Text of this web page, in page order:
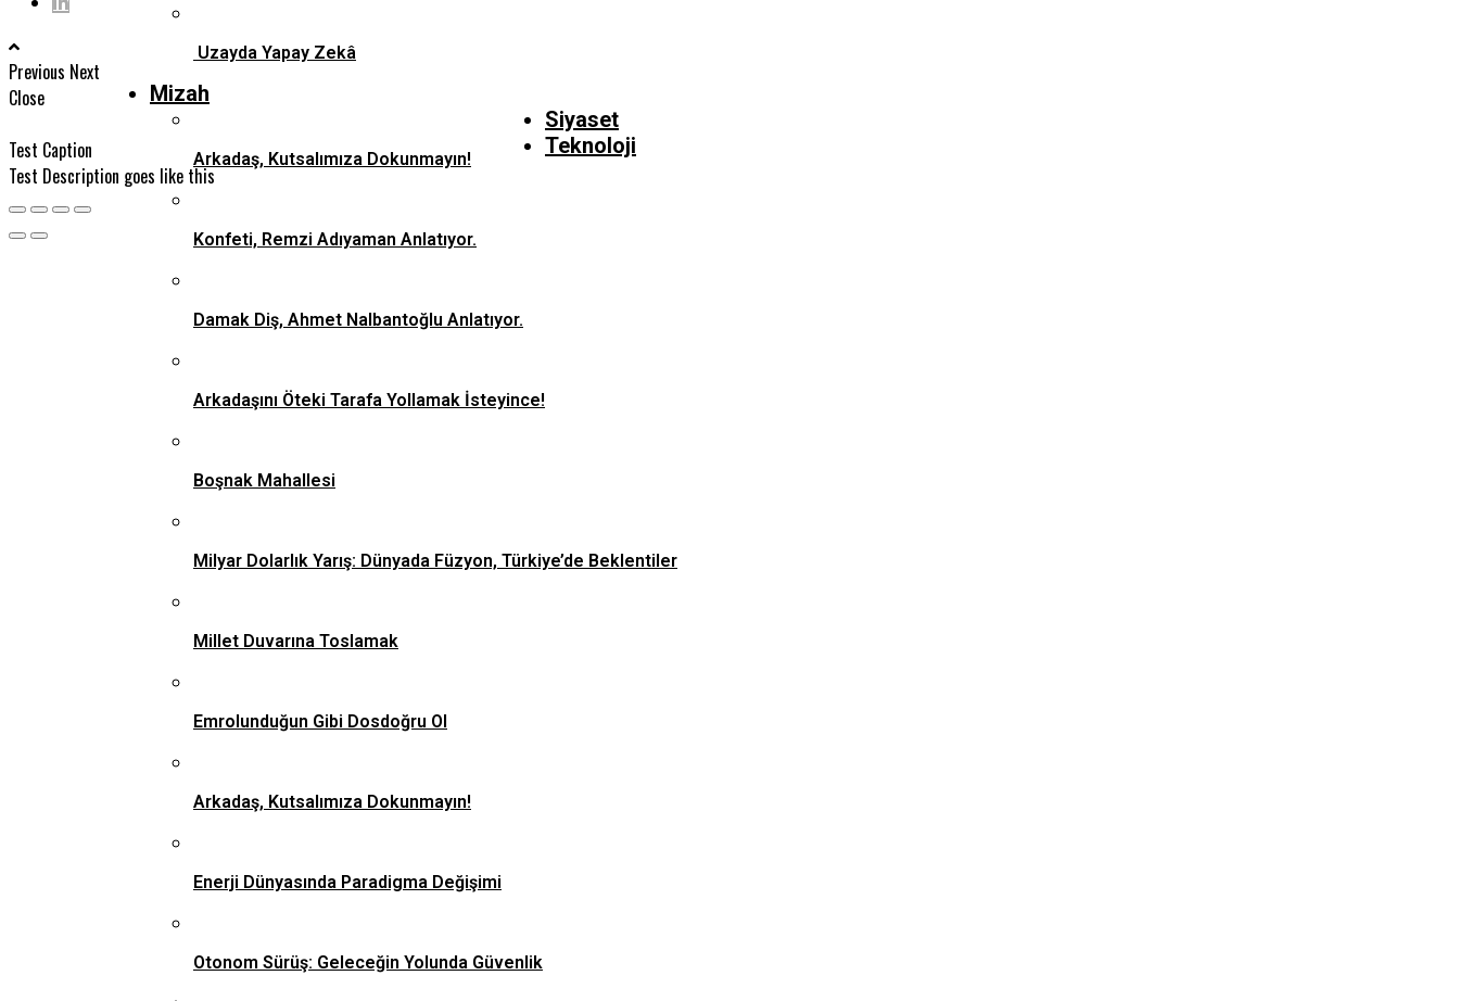
Uzayda Yapay Zekâ
Mizah
Arkadaş, Kutsalımıza Dokunmayın!
Konfeti, Remzi Adıyaman Anlatıyor.
Damak Diş, Ahmet Nalbantoğlu Anlatıyor.
Arkadaşını Öteki Tarafa Yollamak İsteyince!
Boşnak Mahallesi
Siyaset
Milyar Dolarlık Yarış: Dünyada Füzyon, Türkiye’de Beklentiler
Millet Duvarına Toslamak
Emrolunduğun Gibi Dosdoğru Ol
Arkadaş, Kutsalımıza Dokunmayın!
Enerji Dünyasında Paradigma Değişimi
Teknoloji
Otonom Sürüş: Geleceğin Yolunda Güvenlik
Previous Next
Close
Test Caption
Test Description goes like this